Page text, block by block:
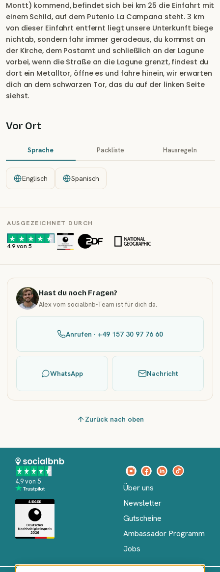
Montt) kommend, befindet sich bei km 25 die Einfahrt mit
einem Schild, auf dem Putenio La Campana steht. 3 km
von dieser Einfahrt entfernt liegt unsere Unterkunft biege
nichtab, sondern fahr immer geradeaus, du kommst an
der Kirche, dem Postamt und schließlich an der Lagune
vorbei, wenn die Straße an die Lagune grenzt, findest du
dort ein Metalltor, öffne es und fahre hinein, wir erwarten
dich an dem schwarzen Tor, das du auf der linken Seite
siehst.
Vor Ort
Sprache Packliste Hausregeln
Englisch Spanisch
AUSGEZEICHNET DURCH
4.9 von 5
· ·
Hast du noch Fragen?
Alex vom socialbnb-Team ist für dich da.
Anrufen · +49 157 30 97 76 60
WhatsApp Nachricht
Zurück nach oben
4.9 von 5
Über uns
Newsletter
Gutscheine
Ambassador Programm
Jobs